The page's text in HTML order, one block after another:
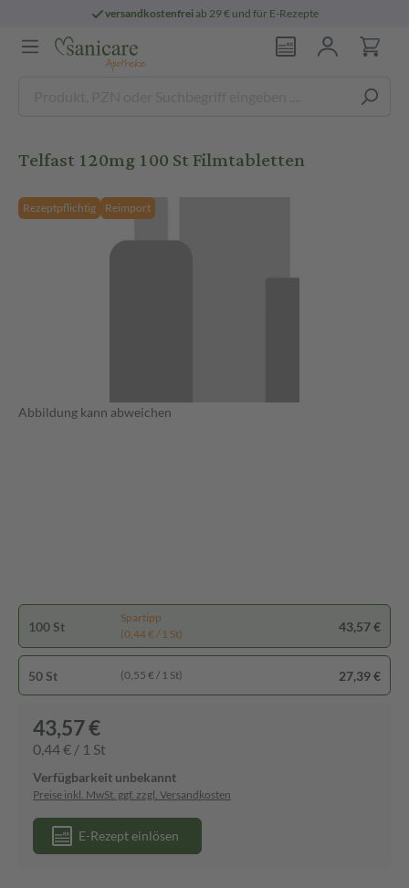
versandkostenfreiab 29 € und für E-Rezepte
Telfast 120mg 100 St Filmtabletten
Rezeptpflichtig Reimport
Abbildung kann abweichen
100 St
Spartipp
(0,44 € / 1 St)
43,57 €
50 St (0,55 € / 1 St) 27,39 €
43,57 €
0,44 € / 1 St
Verfügbarkeit unbekannt
Preise inkl. MwSt. ggf. zzgl. Versandkosten
E-Rezept einlösen